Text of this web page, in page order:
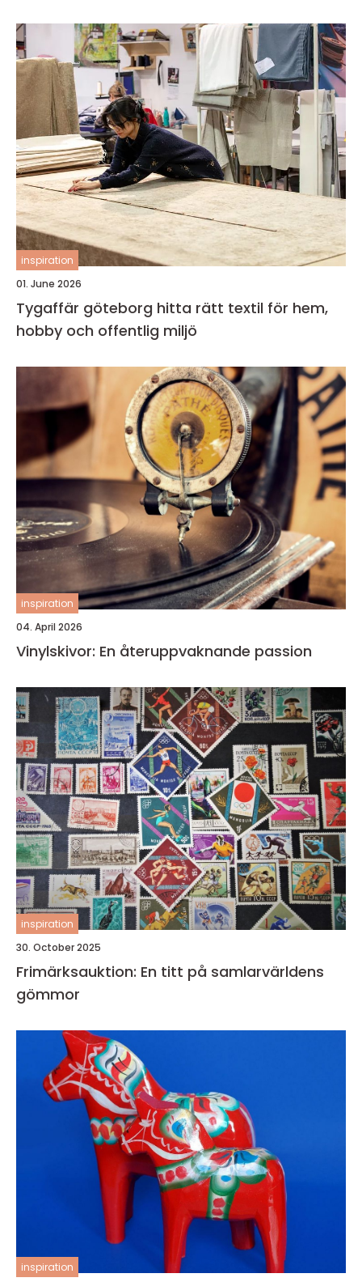
inspiration
01. June 2026
Tygaffär göteborg hitta rätt textil för hem,
hobby och offentlig miljö
inspiration
04. April 2026
Vinylskivor: En återuppvaknande passion
inspiration
30. October 2025
Frimärksauktion: En titt på samlarvärldens
gömmor
inspiration